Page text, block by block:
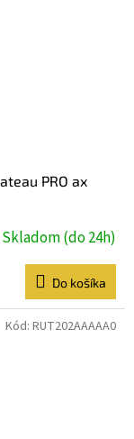
PRO ax
Skladom (do 24h)
Do košíka
Kód: RUT202AAAAA0